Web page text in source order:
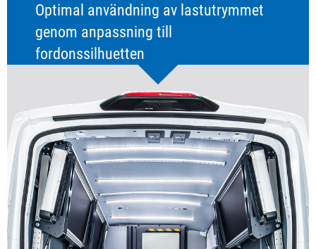
Optimal användning av lastutrymmet
genom anpassning till
fordonssilhuetten